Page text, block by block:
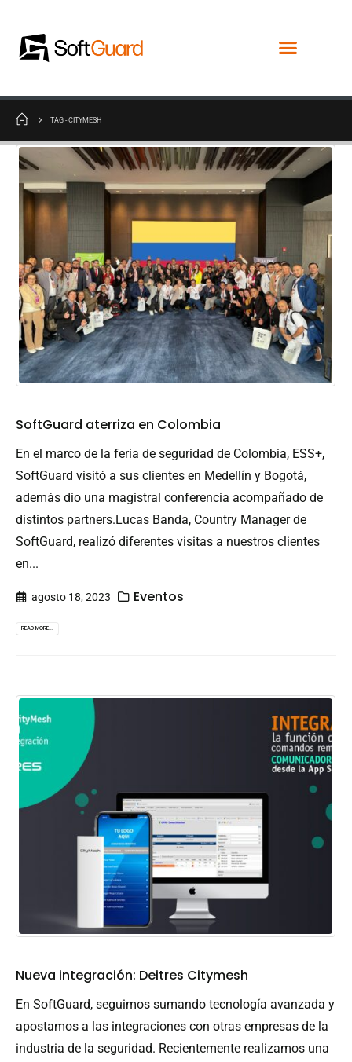
TAG -CITYMESH
SoftGuard aterriza en Colombia
En el marco de la feria de seguridad de Colombia, ESS+,
SoftGuard visitó a sus clientes en Medellín y Bogotá,
además dio una magistral conferencia acompañado de
distintos partners.Lucas Banda, Country Manager de
SoftGuard, realizó diferentes visitas a nuestros clientes
en...
agosto 18, 2023 Eventos
READ MORE...
Nueva integración: Deitres Citymesh
En SoftGuard, seguimos sumando tecnología avanzada y
apostamos a las integraciones con otras empresas de la
industria de la seguridad. Recientemente realizamos una